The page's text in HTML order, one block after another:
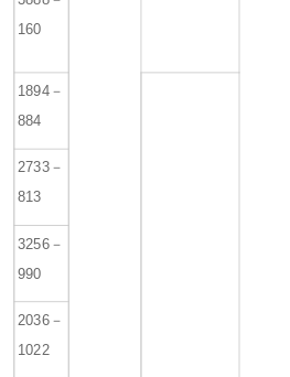
160
1894－
884
2733－
813
3256－
990
2036－
1022